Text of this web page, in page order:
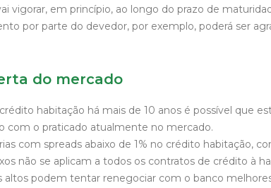
vigorar, em princípio, ao longo do prazo de
por parte do devedor, por exemplo, poderá ser
do mercado
habitação há mais de 10 anos é possível que
com o praticado atualmente no mercado.
com spreads abaixo de 1% no crédito habitação,
não se aplicam a todos os contratos de crédito à
altos podem tentar renegociar com o banco